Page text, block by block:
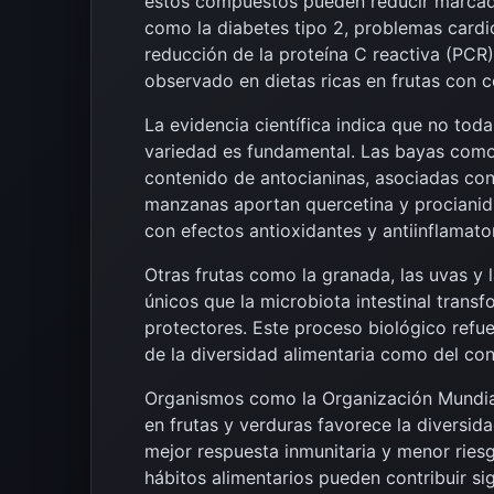
como la diabetes tipo 2, problemas
reducción de la proteína C reactiva
observado en dietas ricas en frutas con
La evidencia científica indica que no
variedad es fundamental. Las bayas
contenido de antocianinas, asociadas
manzanas aportan quercetina y
con efectos antioxidantes y
Otras frutas como la granada, las uvas
únicos que la microbiota intestinal
protectores. Este proceso biológico
de la diversidad alimentaria como del
Organismos como la Organización
en frutas y verduras favorece la
mejor respuesta inmunitaria y menor
hábitos alimentarios pueden contribuir